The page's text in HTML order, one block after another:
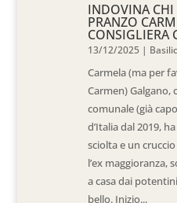
INDOVINA CHI
PRANZO
CONSIGLIERA
13/12/2025 |
Carmela (ma per
Carmen) Galgano,
comunale (già
d’Italia dal 2019,
sciolta e un
l’ex maggioranza,
a casa dai
bello. Inizio...